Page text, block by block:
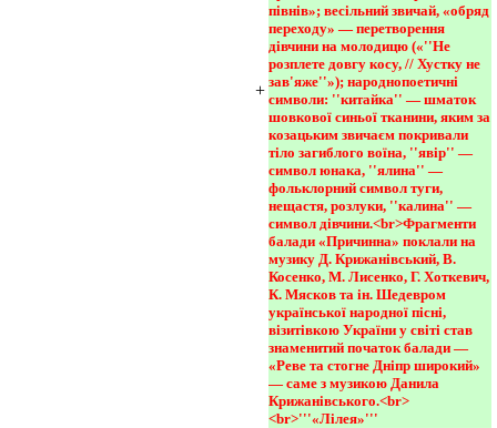
+
півнів»; весільний звичай, «обряд
переходу» — перетворення
дівчини на молодицю («''Не
розплете довгу косу, // Хустку не
зав'яже''»); народнопоетичні
символи: ''китайка'' — шматок
шовкової синьої тканини, яким за
козацьким звичаєм покривали
тіло загиблого воїна, ''явір'' —
символ юнака, ''ялина'' —
фольклорний символ туги,
нещастя, розлуки, ''калина'' —
символ дівчини.<br>Фрагменти
балади «Причинна» поклали на
музику Д. Крижанівський, В.
Косенко, М. Лисенко, Г. Хоткевич,
К. Мясков та ін. Шедевром
української народної пісні,
візитівкою України у світі став
знаменитий початок балади —
«Реве та стогне Дніпр широкий»
— саме з музикою Данила
Крижанівського.<br>
<br>'''«Лілея»'''